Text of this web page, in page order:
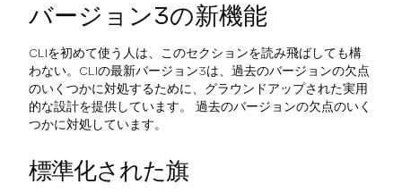
バージョン3の新機能
CLIを初めて使う人は、このセクションを読み飛ばしても構
わない。CLIの最新バージョン3は、過去のバージョンの欠点
のいくつかに対処するために、グラウンドアップされた実用
的な設計を提供しています。 過去のバージョンの欠点のいく
つかに対処しています。
標準化された旗